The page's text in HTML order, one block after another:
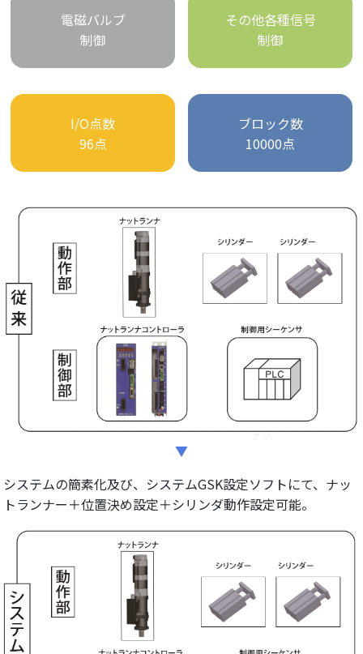
電磁バルブ
制御
その他各種信号
制御
I/O点数
96点
ブロック数
10000点
システムの簡素化及び、システムGSK設定ソフトにて、ナッ
トランナー＋位置決め設定＋シリンダ動作設定可能。